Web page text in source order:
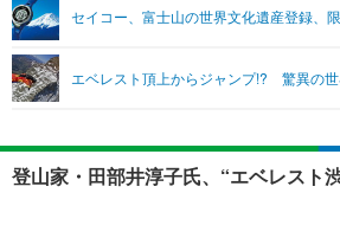
エンタメ
ライフ
リリース一覧
セイコー、富士山の世界文化遺産登録、
エベレスト頂上からジャンプ!? 驚異の
登山家・田部井淳子氏、“エベレスト